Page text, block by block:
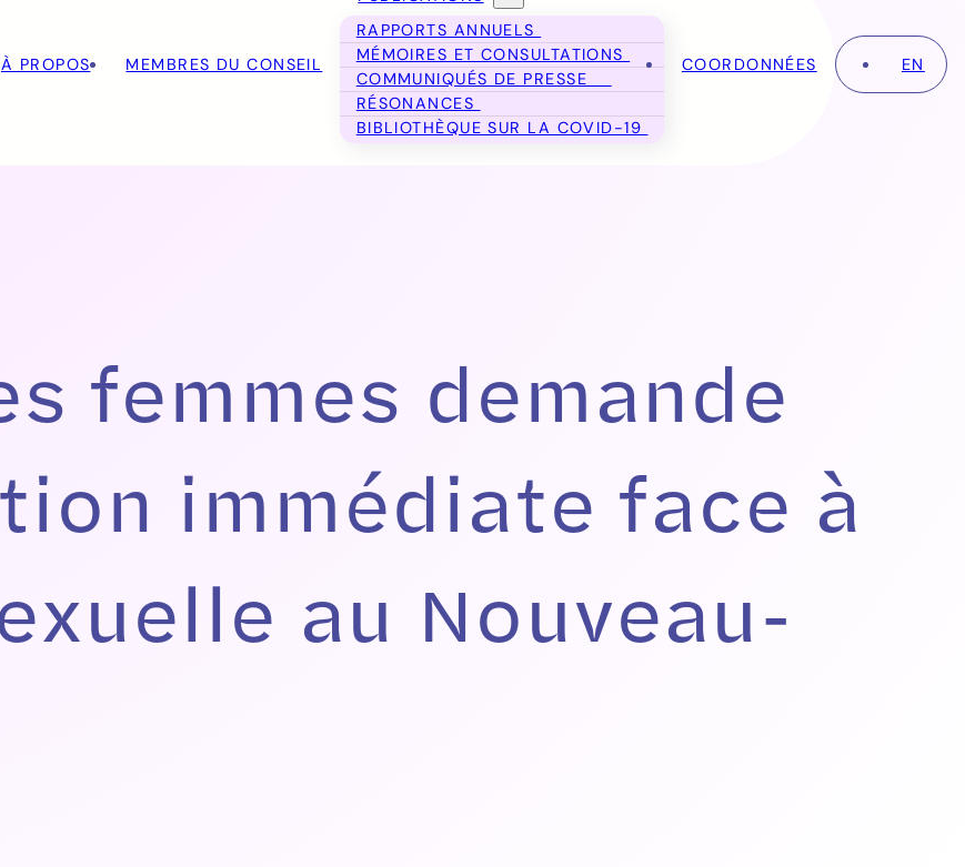
À PROPOS MEMBRES DU CONSEIL
RAPPORTS ANNUELS
MÉMOIRES ET CONSULTATIONS
COMMUNIQUÉS DE PRESSE
RÉSONANCES
BIBLIOTHÈQUE SUR LA COVID-19
COORDONNÉES EN
femmes demande
immédiate face à
au Nouveau-